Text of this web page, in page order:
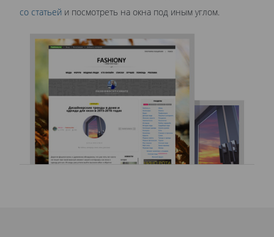
со статьей и посмотреть на окна под иным углом.